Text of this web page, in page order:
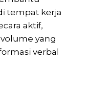
tempat kerja
aktif,
yang
verbal